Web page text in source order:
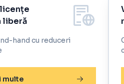
liberă
hand cu reduceri
multe